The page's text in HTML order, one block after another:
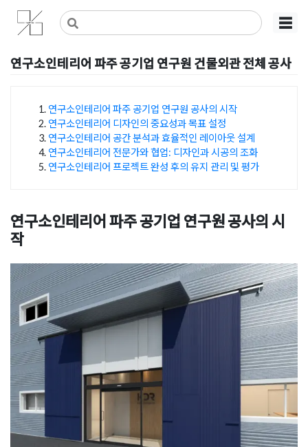
Skip
content
사무실인테리어 디자인 공사 비용견적 플랫폼
사무실인테리어 916
☰
연구소인테리어 파주 공기업 연구원 건물외관 전체 공사
연구소인테리어 파주 공기업 연구원 공사의 시작
연구소인테리어 디자인의 중요성과 목표 설정
연구소인테리어 공간 분석과 효율적인 레이아웃 설계
연구소인테리어 전문가와 협업: 디자인과 시공의 조화
연구소인테리어 프로젝트 완성 후의 유지 관리 및 평가
연구소인테리어 파주 공기업 연구원 공사의 시
작